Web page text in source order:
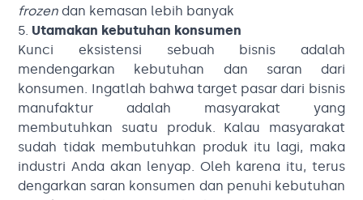
frozendan kemasan lebih banyak
5. Utamakan kebutuhan konsumen
Kunci eksistensi sebuah bisnis adalah
mendengarkan kebutuhan dan saran dari
konsumen. Ingatlah bahwa target pasar dari bisnis
manufaktur adalah masyarakat yang
membutuhkan suatu produk. Kalau masyarakat
sudah tidak membutuhkan produk itu lagi, maka
industri Anda akan lenyap. Oleh karena itu, terus
dengarkan saran konsumen dan penuhi kebutuhan